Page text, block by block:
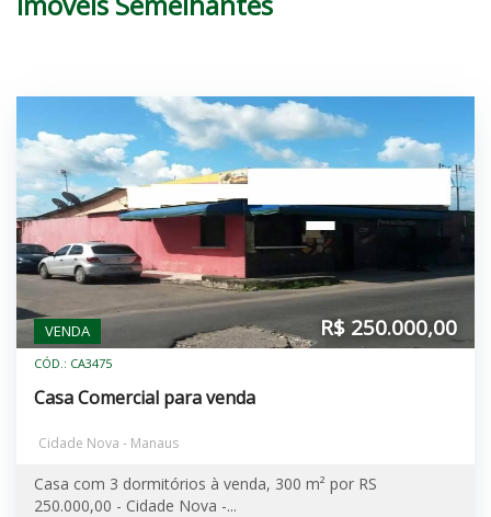
VENDA R$ 250.000,00
CÓD.: CA3475
Casa Comercial para venda
Cidade Nova - Manaus
Casa com 3 dormitórios à venda, 300 m² por RS
250.000,00 - Cidade Nova -...